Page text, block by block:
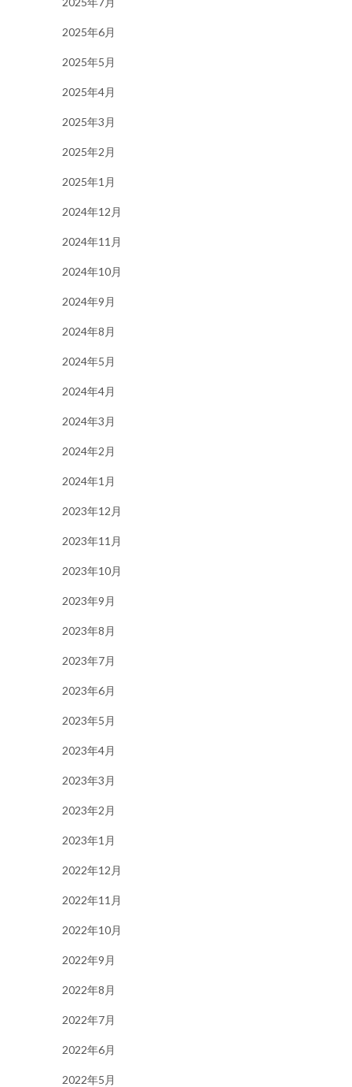
2025年6月
2025年5月
2025年4月
2025年3月
2025年2月
2025年1月
2024年12月
2024年11月
2024年10月
2024年9月
2024年8月
2024年5月
2024年4月
2024年3月
2024年2月
2024年1月
2023年12月
2023年11月
2023年10月
2023年9月
2023年8月
2023年7月
2023年6月
2023年5月
2023年4月
2023年3月
2023年2月
2023年1月
2022年12月
2022年11月
2022年10月
2022年9月
2022年8月
2022年7月
2022年6月
2022年5月